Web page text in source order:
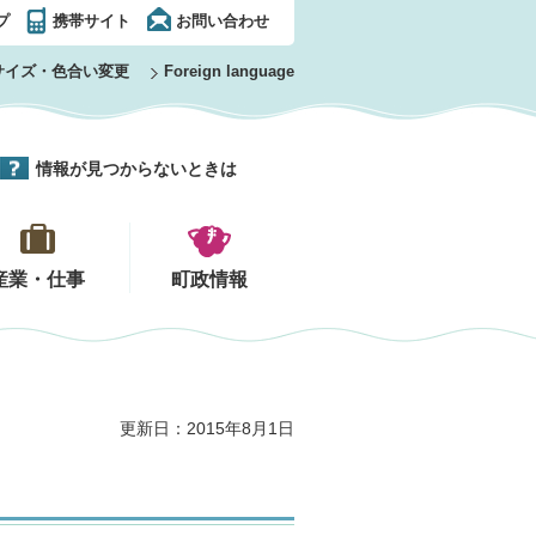
携帯サイト お問い合わせ
イズ・色合い変更 Foreign language
情報が見つからないときは
業・仕事 町政情報
更新日：2015年8月1日